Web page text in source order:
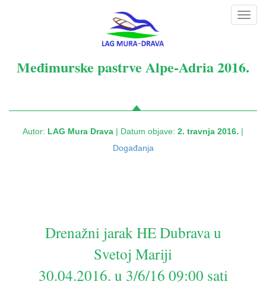
Međimurske pastrve Alpe-Adria 2016.
Autor: LAG Mura Drava | Datum objave: 2. travnja 2016. |
Događanja
Drenažni jarak HE Dubrava u
Svetoj Mariji
30.04.2016. u 3/6/16 09:00 sati